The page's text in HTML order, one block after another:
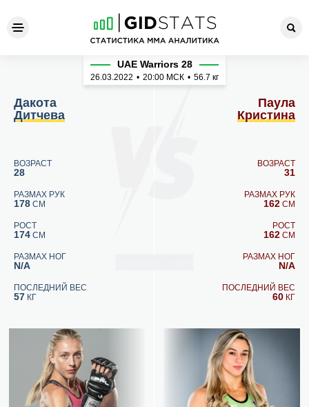
Дакота Дитчева - Паула
Дакота
Дитчева
ВОЗРАСТ
28
РАЗМАХ РУК
178 СМ
РОСТ
174 СМ
РАЗМАХ НОГ
N/A
ПОСЛЕДНИЙ ВЕС
57 КГ
UAE Warriors 28
26.03.2022 • 20:00 МСК • 56.7 кг
Паула
Кристина
ВОЗРАСТ
31
РАЗМАХ РУК
162 СМ
РОСТ
162 СМ
РАЗМАХ НОГ
N/A
ПОСЛЕДНИЙ ВЕС
60 КГ